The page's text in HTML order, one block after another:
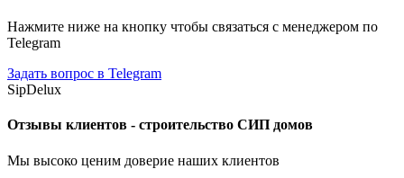
Нажмите ниже на кнопку чтобы связаться с менеджером по
Telegram
Задать вопрос в Telegram
SipDelux
Отзывы клиентов - строительство СИП домов
Мы высоко ценим доверие наших клиентов